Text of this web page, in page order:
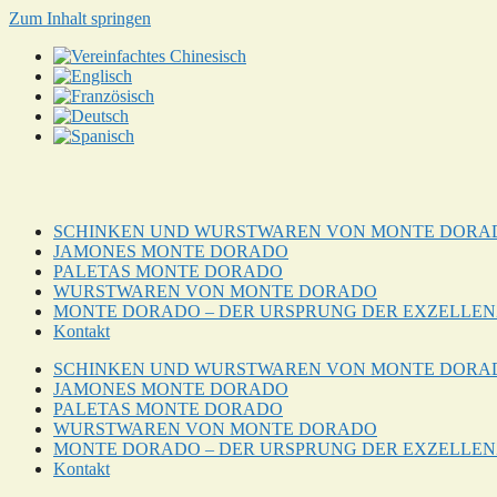
Zum Inhalt springen
SCHINKEN UND WURSTWAREN VON MONTE
JAMONES MONTE DORADO
PALETAS MONTE DORADO
WURSTWAREN VON MONTE DORADO
MONTE DORADO – DER URSPRUNG DER
Kontakt
SCHINKEN UND WURSTWAREN VON MONTE
JAMONES MONTE DORADO
PALETAS MONTE DORADO
WURSTWAREN VON MONTE DORADO
MONTE DORADO – DER URSPRUNG DER
Kontakt